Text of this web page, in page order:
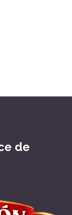
de